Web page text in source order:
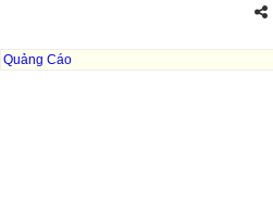
Quảng Cáo